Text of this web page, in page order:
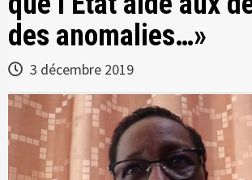
des anomalies…»
3 décembre 2019